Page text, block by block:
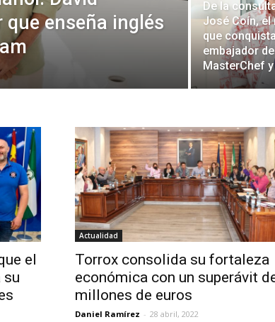
enseña inglés
De la
José Coín, el
que
embajador
MasterChef
el
su
Actualidad
Torrox consolida su fortaleza
económica con un superávit
millones de euros
Daniel Ramírez - 28 abril, 2022